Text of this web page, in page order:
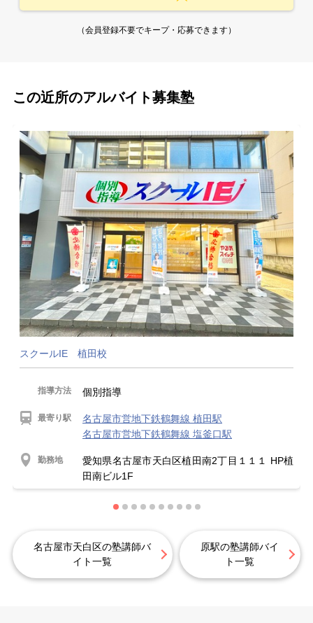
（会員登録不要でキープ・応募できます）
この近所のアルバイト募集塾
スクールIE 植田校
指導方法 個別指導
最寄り駅
名古屋市営地下鉄鶴舞線 植田駅
名古屋市営地下鉄鶴舞線 塩釜口駅
勤務地
愛知県名古屋市天白区植田南2丁目１１１ HP植
田南ビル1F
名古屋市天白区の塾講師バ
イト一覧
原駅の塾講師バイ
ト一覧